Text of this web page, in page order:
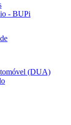
- BUPi
(DUA)